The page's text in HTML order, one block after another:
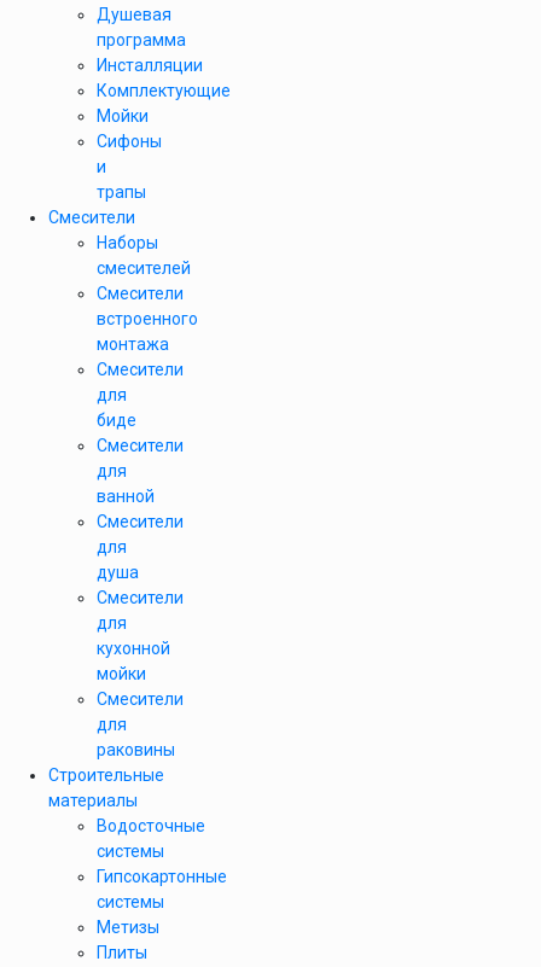
Душевая
программа
Инсталляции
Комплектующие
Мойки
Сифоны
и
трапы
Смесители
Наборы
смесителей
Смесители
встроенного
монтажа
Смесители
для
биде
Смесители
для
ванной
Смесители
для
душа
Смесители
для
кухонной
мойки
Смесители
для
раковины
Строительные
материалы
Водосточные
системы
Гипсокартонные
системы
Метизы
Плиты